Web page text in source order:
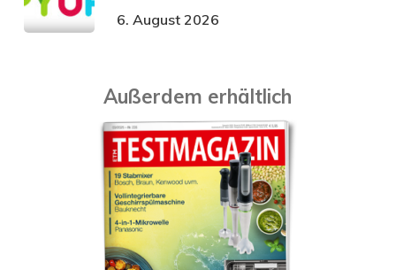
6. August 2026
Außerdem erhältlich